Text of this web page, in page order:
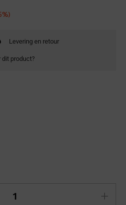
Levering en retour
dit product?